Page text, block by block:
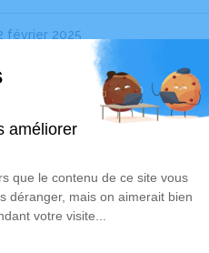
février 2025
l’avis de décès
utilisez la barre de
relative au fonctionnement